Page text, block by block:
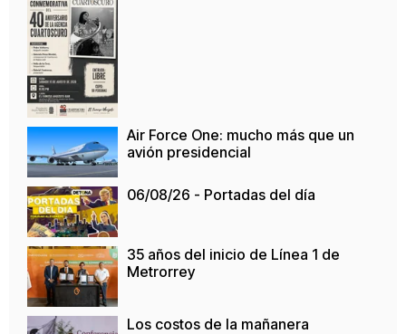
Air Force One: mucho más que un
avión presidencial
06/08/26 - Portadas del día
35 años del inicio de Línea 1 de
Metrorrey
Los costos de la mañanera